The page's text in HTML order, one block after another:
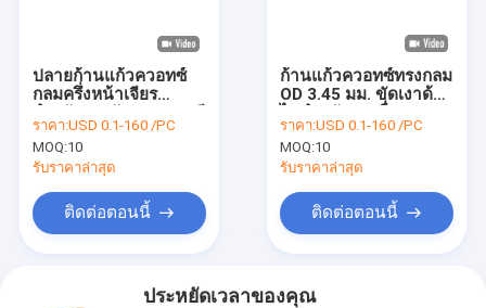
ปลายก้านแก้วควอทซ์
กลมครึ่งหน้าเจียร
เซมิคอนดักเตอร์
ราคา:USD 0.1-160 /PC
MOQ:10
รับราคาล่าสุด
ติดต่อตอนนี้
ก้านแก้วควอทซ์ทรงกลม
OD 3.45 มม. ขัดเงาด้วย
ด้วยแสง
ราคา:USD 0.1-160 /PC
MOQ:10
รับราคาล่าสุด
ติดต่อตอนนี้
ประหยัดเวลาของคุณ